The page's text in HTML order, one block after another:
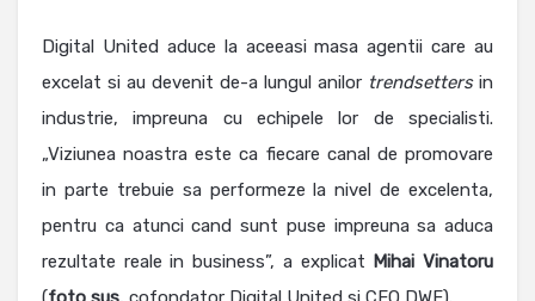
Digital United aduce la aceeasi masa agentii care au
excelat si au devenit de-a lungul anilor trendsettersin
industrie, impreuna cu echipele lor de specialisti.
„Viziunea noastra este ca fiecare canal de promovare
in parte trebuie sa performeze la nivel de excelenta,
pentru ca atunci cand sunt puse impreuna sa aduca
rezultate reale in business”, a explicat Mihai Vinatoru